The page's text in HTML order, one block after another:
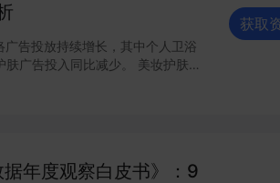
告投放持续增长，其中个人卫浴
广告投入同比减少。 美妆护肤&
获取
年度观察白皮书》：9